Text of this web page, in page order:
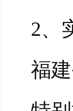
2、
福建